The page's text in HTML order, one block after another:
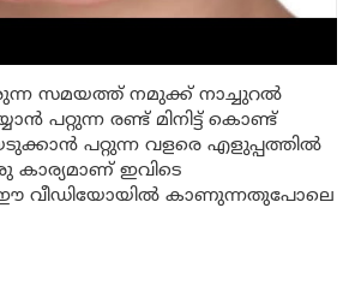
സമയത്ത് നമുക്ക് നാച്ചുറൽ
പറ്റുന്ന രണ്ട് മിനിട്ട് കൊണ്ട്
പറ്റുന്ന വളരെ എളുപ്പത്തിൽ
കാര്യമാണ് ഇവിടെ
ഈ വീഡിയോയിൽ കാണുന്നതുപോലെ